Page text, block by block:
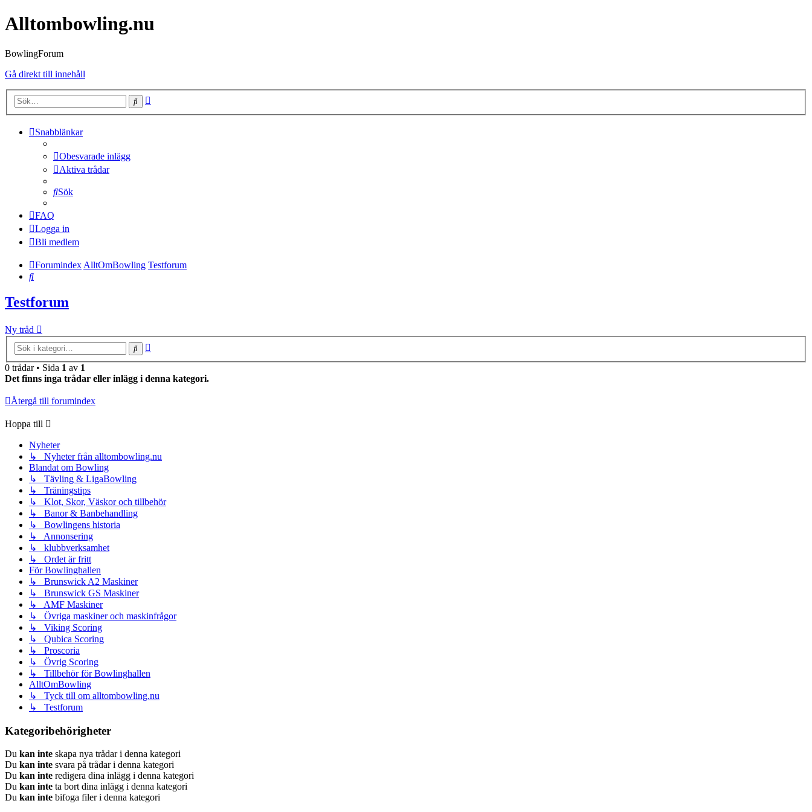
Alltombowling.nu
BowlingForum
Gå direkt till innehåll
Sök
Snabblänkar
Obesvarade inlägg
Aktiva trådar
Sök
FAQ
Logga in
Bli medlem
ForumindexAlltOmBowling Testforum
Sök
Testforum
Ny tråd
Sök
0 trådar • Sida 1 av 1
Det finns inga trådar eller inlägg i denna kategori.
Återgå till forumindex
Hoppa till
Nyheter
↳ Nyheter från alltombowling.nu
Blandat om Bowling
↳ Tävling & LigaBowling
↳ Träningstips
↳ Klot, Skor, Väskor och tillbehör
↳ Banor & Banbehandling
↳ Bowlingens historia
↳ Annonsering
↳ klubbverksamhet
↳ Ordet är fritt
För Bowlinghallen
↳ Brunswick A2 Maskiner
↳ Brunswick GS Maskiner
↳ AMF Maskiner
↳ Övriga maskiner och maskinfrågor
↳ Viking Scoring
↳ Qubica Scoring
↳ Proscoria
↳ Övrig Scoring
↳ Tillbehör för Bowlinghallen
AlltOmBowling
↳ Tyck till om alltombowling.nu
↳ Testforum
Kategoribehörigheter
Du kan inte skapa nya trådar i denna kategori
Du kan inte svara på trådar i denna kategori
Du kan inte redigera dina inlägg i denna kategori
Du kan inte ta bort dina inlägg i denna kategori
Du kan inte bifoga filer i denna kategori